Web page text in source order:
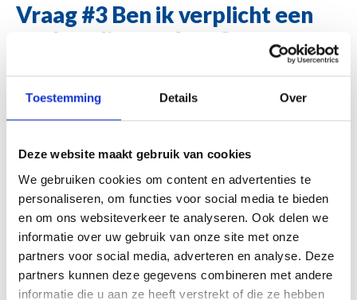
Toestemming Details Over
Deze website maakt gebruik van cookies
We gebruiken cookies om content en advertenties te
personaliseren, om functies voor social media te bieden
en om ons websiteverkeer te analyseren. Ook delen we
informatie over uw gebruik van onze site met onze
partners voor social media, adverteren en analyse. Deze
partners kunnen deze gegevens combineren met andere
informatie die u aan ze heeft verstrekt of die ze hebben
Vraag #3 Ben ik verplicht een
aanbetaling te doen?
Het bestellen van kunststof kozijnen is over het algemeen
een grote uitgave. Ook voor de leverancier betekent een
order een behoorlijke voorfinanciering. Daarom wordt er in
de regel door de leverancier een aanbetaling gevraagd.
mag de aanbetaling maximaal 30% van de orderwaarde
leverancier waardoor hij niet kan leveren, dan garandeert
hetVKG Waarborgfondsdat de klus voor de resterende
betaling alsnog voltooid wordt door een andere VKG-
gecertificeerde leverancier. Mocht dit niet mogelijk blijken,
ontvangt je de aanbetaling terug.
Vraag #4: Hoe werkt het